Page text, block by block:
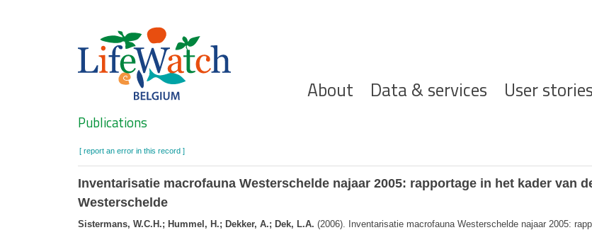
Hoofdnavigatie
About Data & services User stories
Search
Publications
[ report an error in this record ]
Inventarisatie macrofauna Westerschelde najaar 2005: rapportage in het kader van
Westerschelde
Sistermans, W.C.H.; Hummel, H.; Dekker, A.; Dek, L.A. (2006). Inventarisatie macrofauna Westerschelde najaar 2005: